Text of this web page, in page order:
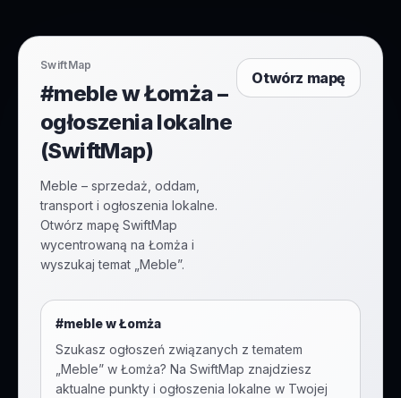
SwiftMap
#meble w Łomża –
ogłoszenia lokalne
(SwiftMap)
Meble – sprzedaż, oddam,
transport i ogłoszenia lokalne.
Otwórz mapę SwiftMap
wycentrowaną na Łomża i
wyszukaj temat „Meble”.
Otwórz mapę
#meblewŁomża
Szukasz ogłoszeń związanych z tematem
Meble” w Łomża? Na SwiftMap znajdziesz
aktualne punkty i ogłoszenia lokalne w Twojej